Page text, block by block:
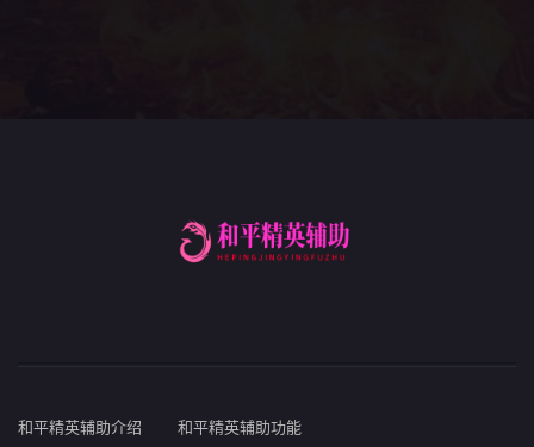
和平精英辅助介绍 和平精英辅助功能